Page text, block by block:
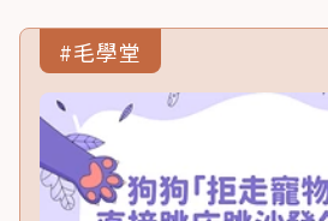
#毛學堂